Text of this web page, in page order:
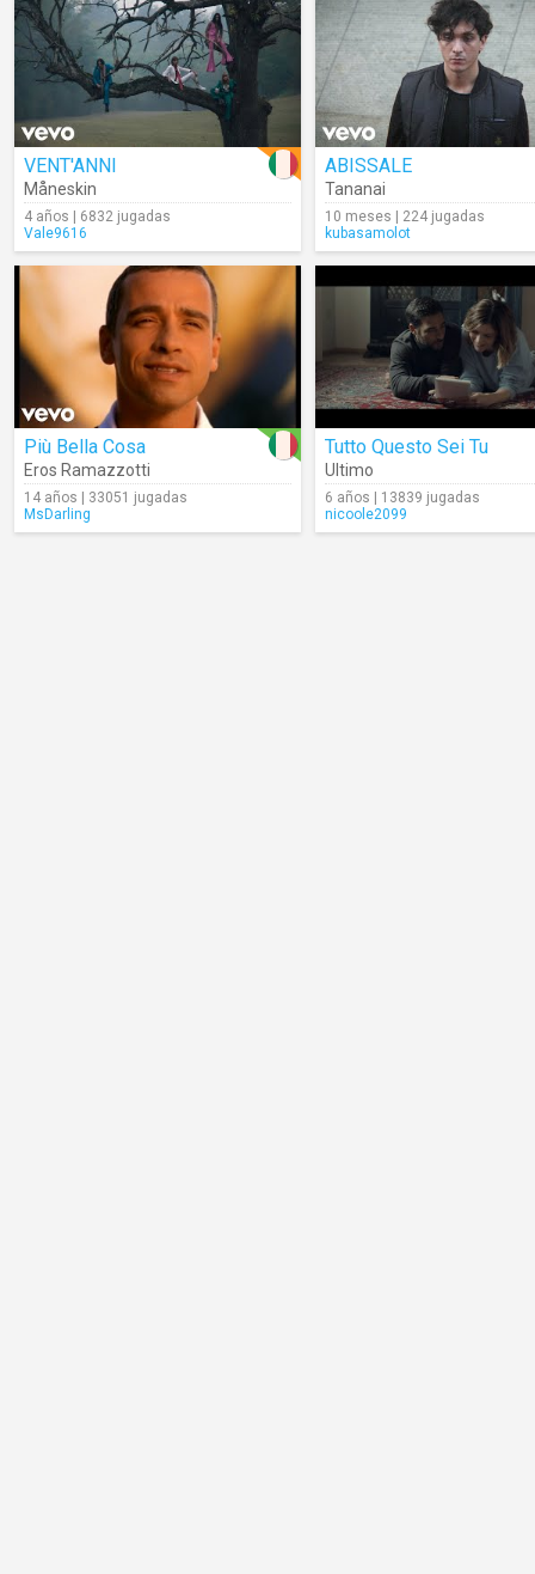
VENT'ANNI
Måneskin
4 años | 6832 jugadas
Vale9616
ABISSALE
Tananai
10 meses | 224 jugadas
kubasamolot
Più Bella Cosa
Eros Ramazzotti
14 años | 33051 jugadas
MsDarling
Tutto Questo Sei Tu
Ultimo
6 años | 13839 jugadas
nicoole2099